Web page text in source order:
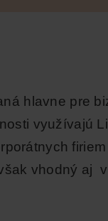
hlavne pre
využívajú
firiem
vhodný aj